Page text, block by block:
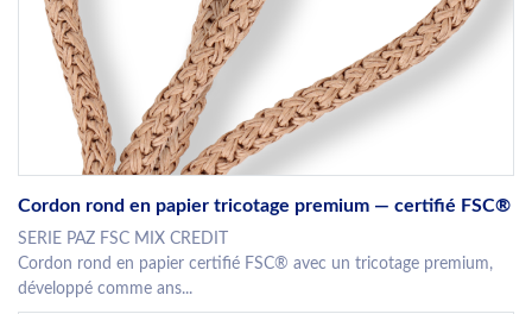
Cordon rond en papier tricotage premium — certifié FSC®
SERIE PAZ FSC MIX CREDIT
Cordon rond en papier certifié FSC® avec un tricotage premium,
développé comme ans...